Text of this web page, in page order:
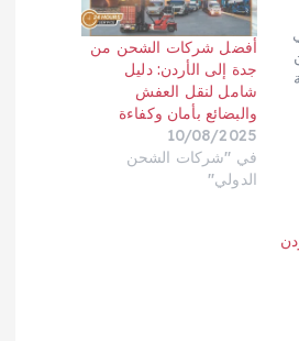
أفضل شركات الشحن من
جدة إلى الأردن: دليل
شامل لنقل العفش
والبضائع بأمان وكفاءة
10/08/2025
في "شركات الشحن
الدولي"